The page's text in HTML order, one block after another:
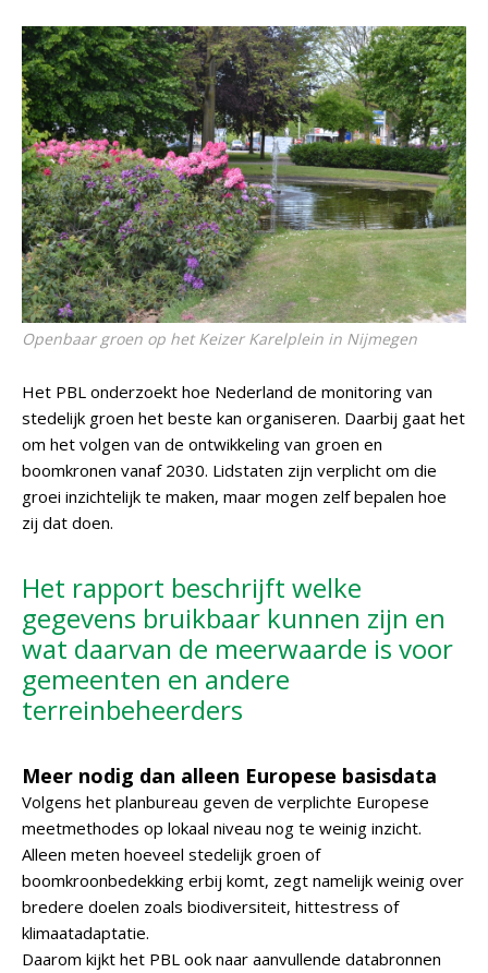
Openbaar groen op het Keizer Karelplein in Nijmegen
Het PBL onderzoekt hoe Nederland de monitoring van
stedelijk groen het beste kan organiseren. Daarbij gaat het
om het volgen van de ontwikkeling van groen en
boomkronen vanaf 2030. Lidstaten zijn verplicht om die
groei inzichtelijk te maken, maar mogen zelf bepalen hoe
zij dat doen.
Het rapport beschrijft welke
gegevens bruikbaar kunnen zijn en
wat daarvan de meerwaarde is voor
gemeenten en andere
terreinbeheerders
Meer nodig dan alleen Europese basisdata
Volgens het planbureau geven de verplichte Europese
meetmethodes op lokaal niveau nog te weinig inzicht.
Alleen meten hoeveel stedelijk groen of
boomkroonbedekking erbij komt, zegt namelijk weinig over
bredere doelen zoals biodiversiteit, hittestress of
klimaatadaptatie.
Daarom kijkt het PBL ook naar aanvullende databronnen